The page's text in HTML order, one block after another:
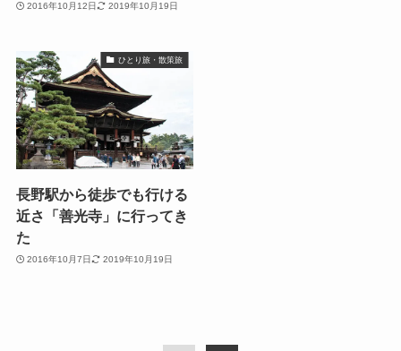
2016年10月12日 2019年10月19日
ひとり旅・散策旅
長野駅から徒歩でも行ける
近さ「善光寺」に行ってき
た
2016年10月7日 2019年10月19日